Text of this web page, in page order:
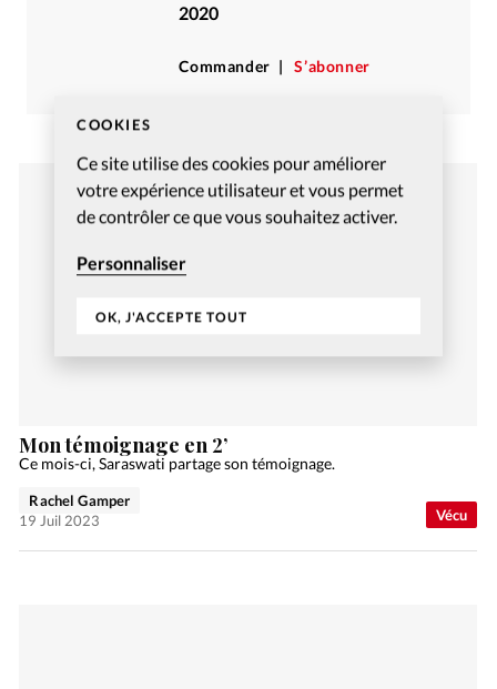
COOKIES
Ce site utilise des cookies pour améliorer
votre expérience utilisateur et vous permet
de contrôler ce que vous souhaitez activer.
Personnaliser
OK, J'ACCEPTE TOUT
2020
Commander S’abonner
Vécu
Mon témoignage en 2’
Ce mois-ci, Saraswati partage son témoignage.
Rachel Gamper
19 Juil 2023